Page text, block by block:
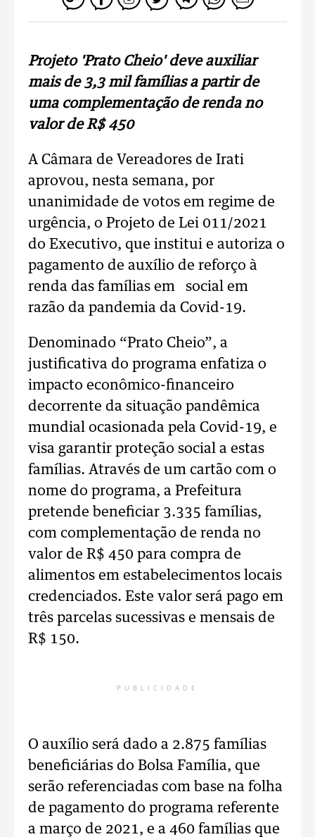
Projeto 'Prato Cheio' deve auxiliar
mais de 3,3 mil famílias a partir de
uma complementação de renda no
valor de R$ 450
A Câmara de Vereadores de Irati
aprovou, nesta semana, por
unanimidade de votos em regime de
urgência, o Projeto de Lei 011/2021
do Executivo, que institui e autoriza o
pagamento de auxílio de reforço à
renda das famílias em social em
razão da pandemia da Covid-19.
Denominado “Prato Cheio”, a
justificativa do programa enfatiza o
impacto econômico-financeiro
decorrente da situação pandêmica
mundial ocasionada pela Covid-19, e
visa garantir proteção social a estas
famílias. Através de um cartão com o
nome do programa, a Prefeitura
pretende beneficiar 3.335 famílias,
com complementação de renda no
valor de R$ 450 para compra de
alimentos em estabelecimentos locais
credenciados. Este valor será pago em
três parcelas sucessivas e mensais de
R$ 150.
PUBLICIDADE
O auxílio será dado a 2.875 famílias
beneficiárias do Bolsa Família, que
serão referenciadas com base na folha
de pagamento do programa referente
a março de 2021, e a 460 famílias que